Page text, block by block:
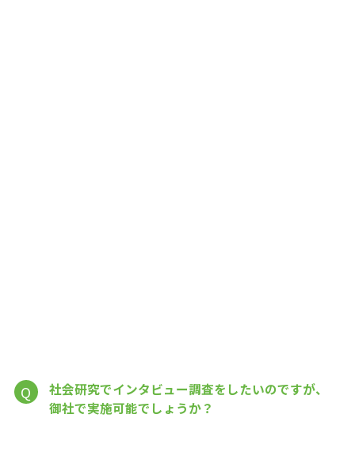
Q
社会研究でインタビュー調査をしたいのですが、
御社で実施可能でしょうか？